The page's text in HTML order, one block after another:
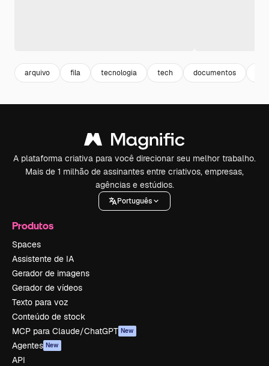
arquivo fila tecnologia tech documentos
A plataforma criativa para você direcionar seu melhor trabalho.
Mais de 1 milhão de assinantes entre criativos, empresas,
agências e estúdios.
Português
Produtos
Spaces
Assistente de IA
Gerador de imagens
Gerador de vídeos
Texto para voz
Conteúdo de stock
MCP para Claude/ChatGPT New
Agentes New
API